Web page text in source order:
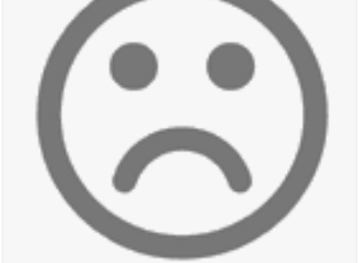
نقطة للجيش اللبناني
أخبار لبنان
روابط القطاع العام : إضراب الاثنين احتجاجا على
تقسيط المفعول الرجعي
أخبار لبنان
خلفيات توقيف السفير الفلسطيني السابق أشرف دبور:
تداخل السياسة بالقضاء ولبنان قد يسلّمه إلى السلطة
أخبار لبنان حراك ديبلوماسي للتجديد لـ اليونيفيل .. مسؤول غربي
يُحذّر من الفراغ !